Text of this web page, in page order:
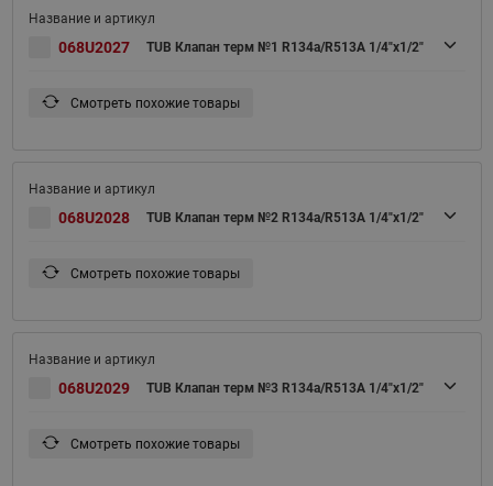
068U2027 TUB Клапан терм №1 R134a/R513A 1/4"x1/2"
Смотреть похожие товары
068U2028 TUB Клапан терм №2 R134a/R513A 1/4"x1/2"
Смотреть похожие товары
068U2029 TUB Клапан терм №3 R134a/R513A 1/4"x1/2"
Смотреть похожие товары